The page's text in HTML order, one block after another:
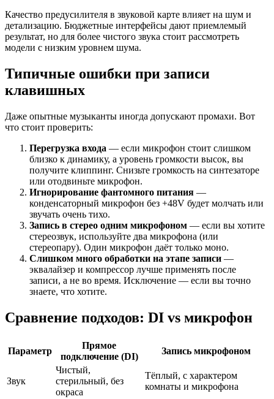
Качество предусилителя в звуковой карте влияет на шум и
детализацию. Бюджетные интерфейсы дают приемлемый
результат, но для более чистого звука стоит рассмотреть
модели с низким уровнем шума.
Типичные ошибки при записи
клавишных
Даже опытные музыканты иногда допускают промахи. Вот
что стоит проверить:
Перегрузка входа — если микрофон стоит слишком
близко к динамику, а уровень громкости высок, вы
получите клиппинг. Снизьте громкость на синтезаторе
или отодвиньте микрофон.
Игнорирование фантомного питания —
конденсаторный микрофон без +48V будет молчать или
звучать очень тихо.
Запись в стерео одним микрофоном — если вы хотите
стереозвук, используйте два микрофона (или
стереопару). Один микрофон даёт только моно.
Слишком много обработки на этапе записи —
эквалайзер и компрессор лучше применять после
записи, а не во время. Исключение — если вы точно
знаете, что хотите.
Сравнение подходов: DI vs микрофон
Параметр
Прямое
подключение (DI)
Запись микрофоном
Звук
Чистый,
стерильный, без
окраса
Тёплый, с характером
комнаты и микрофона